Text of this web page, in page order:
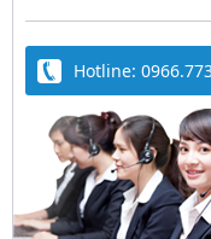
Hotline: